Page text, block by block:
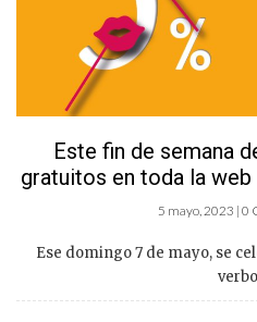
Este fin de semana
gratuitos en toda la
5 mayo, 2023 | 0
Ese domingo 7 de mayo, se